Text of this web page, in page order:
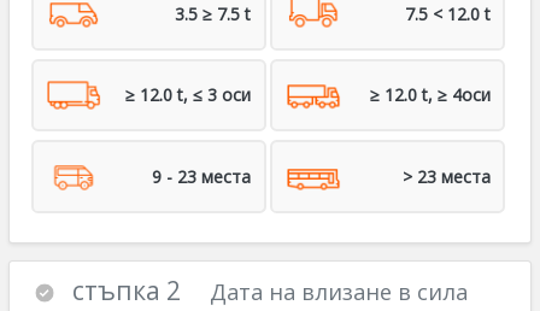
3.5 ≥ 7.5 t 7.5 < 12.0 t
≥ 12.0 t, ≤ 3 оси ≥ 12.0 t, ≥ 4оси
9 - 23 места > 23 места
стъпка 2 Дата на влизане в сила